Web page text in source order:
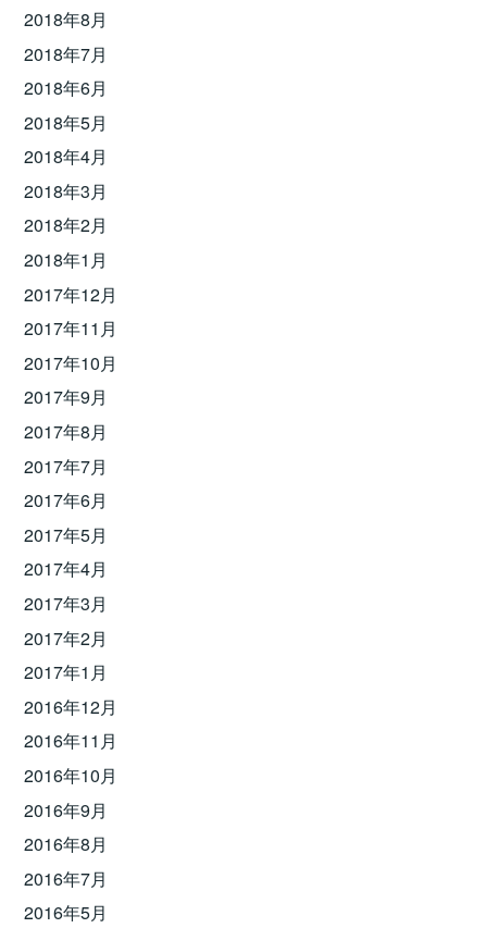
2018年8月
2018年7月
2018年6月
2018年5月
2018年4月
2018年3月
2018年2月
2018年1月
2017年12月
2017年11月
2017年10月
2017年9月
2017年8月
2017年7月
2017年6月
2017年5月
2017年4月
2017年3月
2017年2月
2017年1月
2016年12月
2016年11月
2016年10月
2016年9月
2016年8月
2016年7月
2016年5月